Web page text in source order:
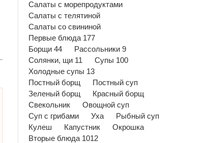
Салаты с морепродуктами
Салаты с телятиной
Салаты со свининой
Первые блюда 177
Борщи 44
Рассольники 9
Солянки, щи 11
Супы 100
Холодные супы 13
Постный борщ
Постный суп
Зеленый борщ
Красный борщ
Свекольник
Овощной суп
Суп с грибами
Уха
Рыбный суп
Кулеш
Капустник
Окрошка
Вторые блюда 1012